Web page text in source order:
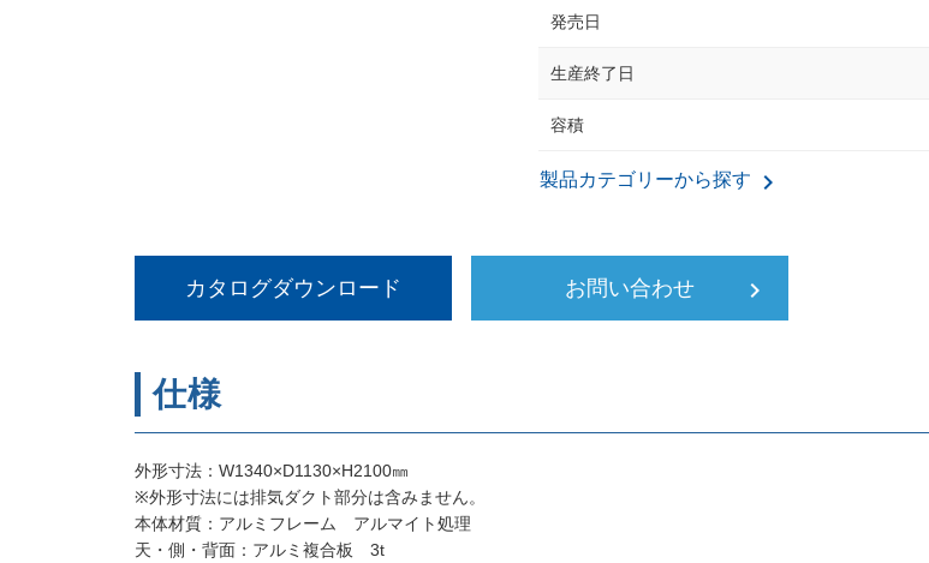
発売日
生産終了日
容積
製品カテゴリーから探す keyboard_arrow_right
カタログダウンロード お問い合わせ keyboard_arrow_right
仕様
外形寸法：W1340×D1130×H2100㎜
※外形寸法には排気ダクト部分は含みません。
本体材質：アルミフレーム アルマイト処理
天・側・背面：アルミ複合板 3t